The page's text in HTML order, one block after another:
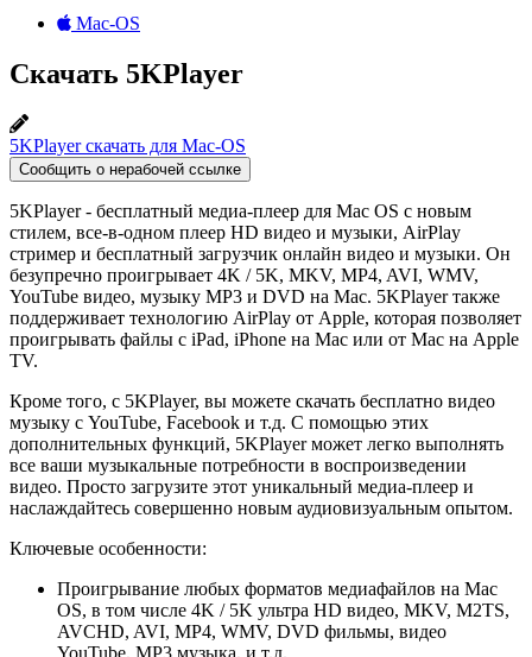
Mac-OS
Скачать 5KPlayer
5KPlayer скачать для Mac-OS
Сообщить о нерабочей ссылке
5KPlayer - бесплатный медиа-плеер для Mac OS с новым
стилем, все-в-одном плеер HD видео и музыки, AirPlay
стример и бесплатный загрузчик онлайн видео и музыки. Он
безупречно проигрывает 4K / 5K, MKV, MP4, AVI, WMV,
YouTube видео, музыку MP3 и DVD на Mac. 5KPlayer также
поддерживает технологию AirPlay от Apple, которая позволяет
проигрывать файлы с iPad, iPhone на Mac или от Mac на Apple
TV.
Кроме того, с 5KPlayer, вы можете скачать бесплатно видео
музыку с YouTube, Facebook и т.д. С помощью этих
дополнительных функций, 5KPlayer может легко выполнять
все ваши музыкальные потребности в воспроизведении
видео. Просто загрузите этот уникальный медиа-плеер и
наслаждайтесь совершенно новым аудиовизуальным опытом.
Ключевые особенности:
Проигрывание любых форматов медиафайлов на Mac
OS, в том числе 4K / 5K ультра HD видео, MKV, M2TS,
AVCHD, AVI, MP4, WMV, DVD фильмы, видео
YouTube, MP3 музыка, и т.д.